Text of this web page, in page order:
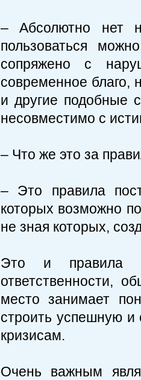
– Абсолютно нет
пользоваться
сопряжено с
современное благо,
и другие подобные
несовместимо с
– Что же это за
– Это правила
которых возможно
не зная которых,
Это и правила
ответственности,
место занимает
строить успешную
кризисам.
Очень важным